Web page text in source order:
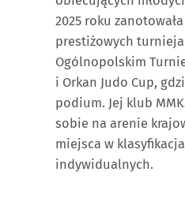
2025 roku
prestiżowych
Ogólnopolskim
i Orkan Judo Cup,
podium. Jej klub
sobie na arenie
miejsca w
indywidualnych.